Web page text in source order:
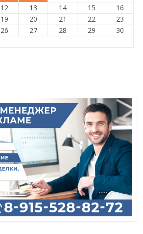
12 13 14 15
16
19 20 21 22
23
26 27 28 29
30